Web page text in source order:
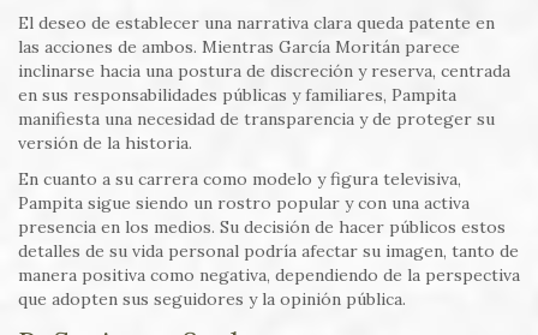
El deseo de establecer una narrativa clara queda patente en
las acciones de ambos. Mientras García Moritán parece
inclinarse hacia una postura de discreción y reserva, centrada
en sus responsabilidades públicas y familiares, Pampita
manifiesta una necesidad de transparencia y de proteger su
versión de la historia.
En cuanto a su carrera como modelo y figura televisiva,
Pampita sigue siendo un rostro popular y con una activa
presencia en los medios. Su decisión de hacer públicos estos
detalles de su vida personal podría afectar su imagen, tanto de
manera positiva como negativa, dependiendo de la perspectiva
que adopten sus seguidores y la opinión pública.